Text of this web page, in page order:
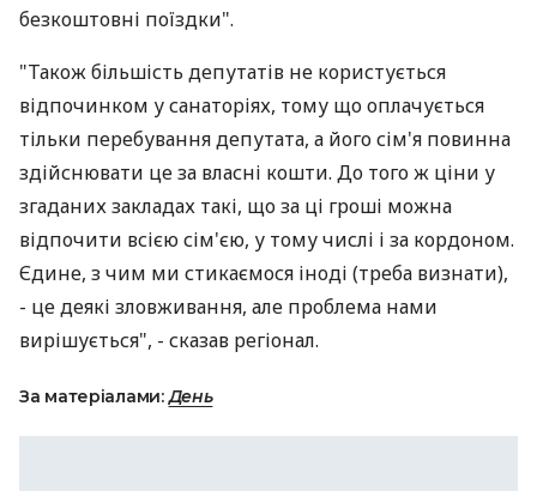
безкоштовні поїздки".
"Також більшість депутатів не користується
відпочинком у санаторіях, тому що оплачується
тільки перебування депутата, а його сім'я повинна
здійснювати це за власні кошти. До того ж ціни у
згаданих закладах такі, що за ці гроші можна
відпочити всією сім'єю, у тому числі і за кордоном.
Єдине, з чим ми стикаємося іноді (треба визнати),
- це деякі зловживання, але проблема нами
вирішується", - сказав регіонал.
За матеріалами:День